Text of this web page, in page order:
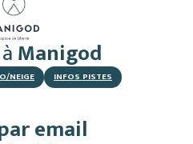
àManigod
NEIGE INFOS PISTES
email